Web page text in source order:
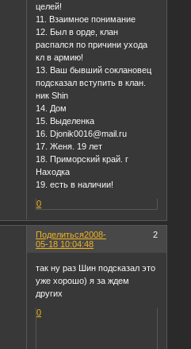
целей!
11. Взаимное понимание
12. Был в орде, клан
распался по причини ухода
кл в армию!
13. Ваш бывший соклановец
подсказал вступить в клан.
ник Shin
14. Дом
15. Выделенка
16. Djonik0016@mail.ru
17. Женя. 19 лет
18. Приморский край. г
Находка
19. есть в наличии!
0
Поделиться 2
2008-
05-18 10:04:48
так ну раз Шин подсказал это
уже хорошо) я за ждем
других
0